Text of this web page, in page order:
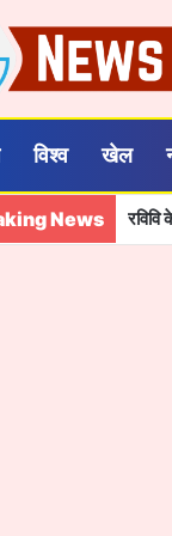
विश्व खेल
News